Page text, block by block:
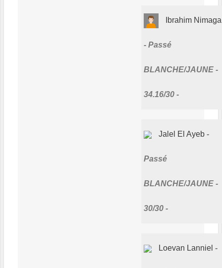
Ibrahim Nimaga
Passé
BLANCHE/JAUNE -
34.16/30 -
Jalel El Ayeb
Passé
BLANCHE/JAUNE -
30/30 -
Loevan Lanniel